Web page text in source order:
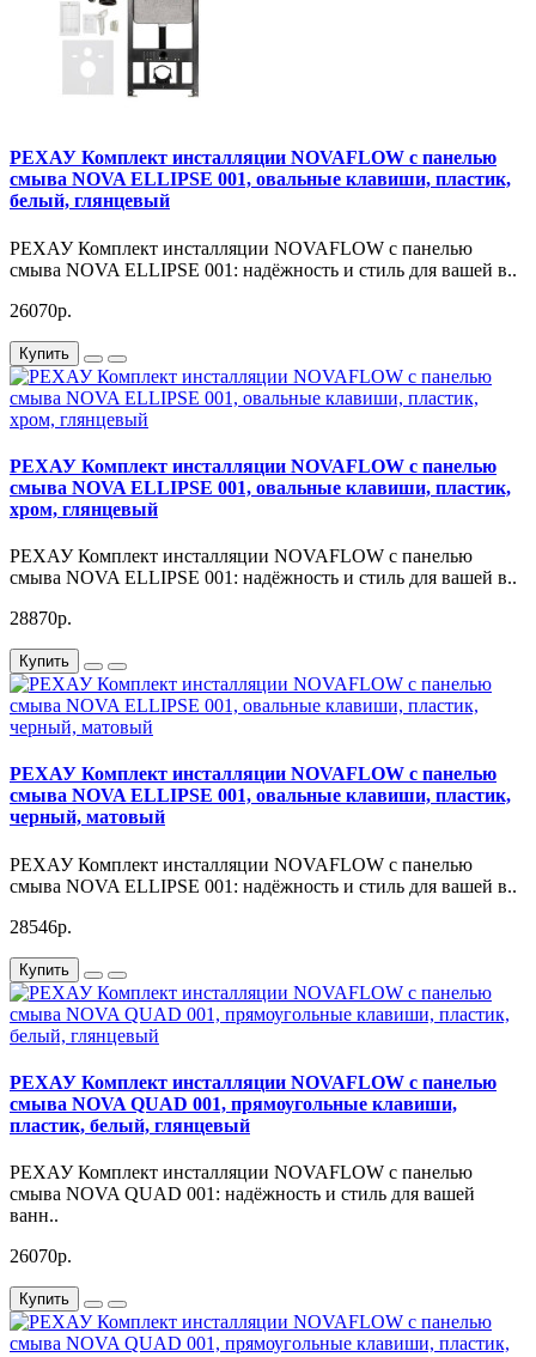
Выбирая панель смыва Рехау NOVA ELLIPSE 001, вы
получаете продукт высокого качества, который прослужит
вам долгие годы. Мы гарантируем надёжность и
долговечность нашей продукции, а также соответствие всем
стандартам качества.
РЕХАУ Комплект инсталляции NOVAFLOW с панелью
смыва NOVA ELLIPSE 001, овальные клавиши, пластик,
белый, глянцевый
РЕХАУ Комплект инсталляции NOVAFLOW с панелью
смыва NOVA ELLIPSE 001: надёжность и стиль для вашей в..
26070р.
Купить
РЕХАУ Комплект инсталляции NOVAFLOW с панелью
смыва NOVA ELLIPSE 001, овальные клавиши, пластик,
хром, глянцевый
РЕХАУ Комплект инсталляции NOVAFLOW с панелью
смыва NOVA ELLIPSE 001: надёжность и стиль для вашей в..
28870р.
Купить
РЕХАУ Комплект инсталляции NOVAFLOW с панелью
смыва NOVA ELLIPSE 001, овальные клавиши, пластик,
черный, матовый
РЕХАУ Комплект инсталляции NOVAFLOW с панелью
смыва NOVA ELLIPSE 001: надёжность и стиль для вашей в..
28546р.
Купить
РЕХАУ Комплект инсталляции NOVAFLOW с панелью
смыва NOVA QUAD 001, прямоугольные клавиши,
пластик, белый, глянцевый
РЕХАУ Комплект инсталляции NOVAFLOW с панелью
смыва NOVA QUAD 001: надёжность и стиль для вашей
ванн..
26070р.
Купить